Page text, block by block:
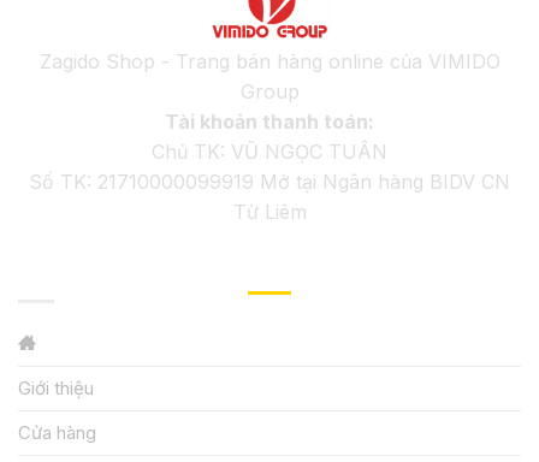
Zagido Shop - Trang bán hàng online của VIMIDO
Group
Tài khoản thanh toán:
Chủ TK: VŨ NGỌC TUÂN
Số TK: 21710000099919 Mở tại Ngân hàng BIDV CN
Từ Liêm
Giới thiệu
Cửa hàng